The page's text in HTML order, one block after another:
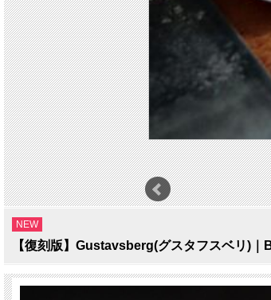
NEW
【復刻版】Gustavsberg(グスタフスベリ)